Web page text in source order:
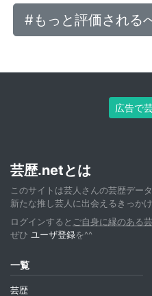
#もっと評価される
広告で
芸歴.netとは
このサイトは芸人さんの芸歴データ
新たな推し芸人に出会えるきっか
ログインすると ご自身に縁のある
ぜひ ユーザ登録を^^
一覧
芸歴